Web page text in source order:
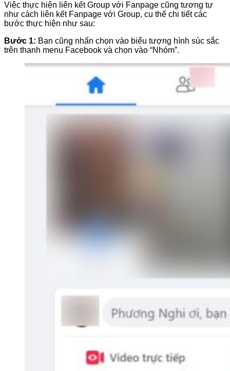
Việc thực hiện liên kết Group với Fanpage cũng tương tự
như cách liên kết Fanpage với Group, cụ thể chi tiết các
bước thực hiện như sau:
Bước 1: Bạn cũng nhấn chọn vào biểu tượng hình súc sắc
trên thanh menu Facebook và chọn vào “Nhóm”.